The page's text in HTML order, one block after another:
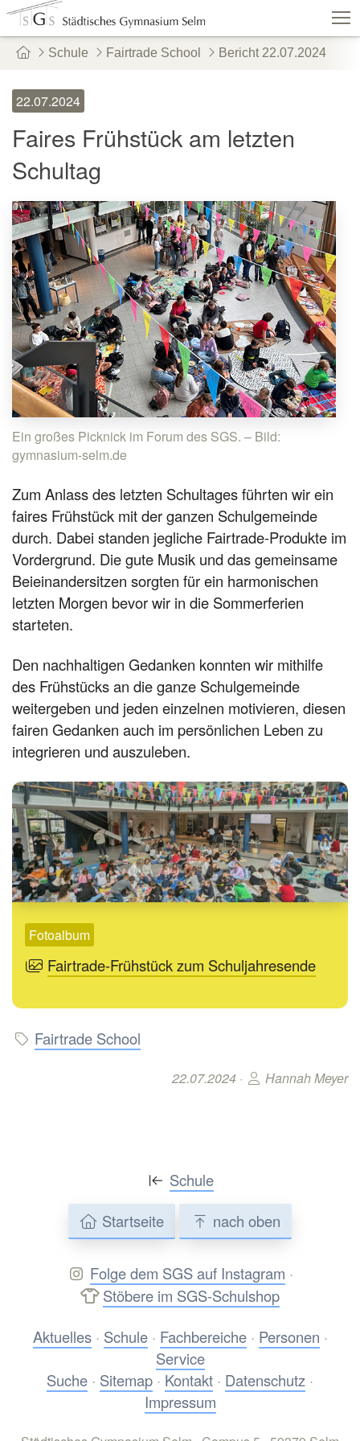
Vertretungen
Aktuelles Schule
Fachbereiche
Personen
Schule Fairtrade School Bericht 22.07.2024
22.07.2024
Faires Frühstück am letzten
Schultag
Ein großes Picknick im Forum des SGS. – Bild:
gymnasium-selm.de
Zum Anlass des letzten Schultages führten wir ein
faires Frühstück mit der ganzen Schulgemeinde
durch. Dabei standen jegliche Fairtrade-Produkte im
Vordergrund. Die gute Musik und das gemeinsame
Beieinandersitzen sorgten für ein harmonischen
letzten Morgen bevor wir in die Sommerferien
starteten.
Den nachhaltigen Gedanken konnten wir mithilfe
des Frühstücks an die ganze Schulgemeinde
weitergeben und jeden einzelnen motivieren, diesen
fairen Gedanken auch im persönlichen Leben zu
integrieren und auszuleben.
Fotoalbum
Fairtrade-Frühstück zum Schuljahresende
Fairtrade School
22.07.2024 · Hannah Meyer
Schule
Startseite
nach oben
Folge dem SGS auf Instagram ·
Stöbere im SGS-Schulshop
Aktuelles· Schule· Fachbereiche· Personen ·
Service
Suche · Sitemap · Kontakt · Datenschutz ·
Impressum